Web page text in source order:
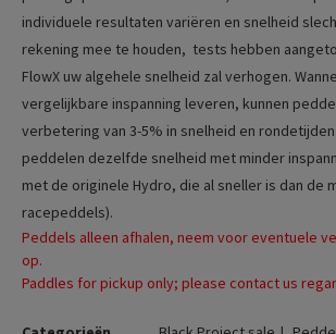
individuele resultaten variëren en snelheid
rekening mee te houden, tests hebben
FlowX uw algehele snelheid zal verhogen.
vergelijkbare inspanning leveren, kunnen
verbetering van 3-5% in snelheid en
peddelen dezelfde snelheid met minder
met de originele Hydro, die al sneller is dan de
racepeddels).
Peddels alleen afhalen, neem voor eventuele
op.
Paddles for pickup only; please contact us